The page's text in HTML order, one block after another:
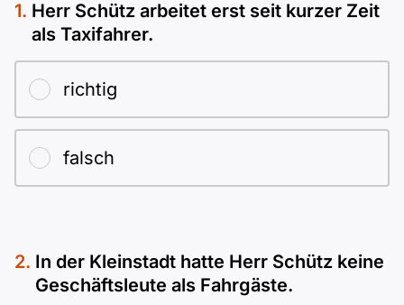
B1 telc
B1 Goethe
B1 ÖSD
B2 telc
B2 Goethe
B2 Pflege (telc)
Mehr Tools
Online-Kurse
Einbürgerungstest
Spiele
Lebenslauf erstellen
Herr Schütz arbeitet erst seit kurzer Zeit
als Taxifahrer.
richtig
falsch
In der Kleinstadt hatte Herr Schütz keine
Geschäftsleute als Fahrgäste.